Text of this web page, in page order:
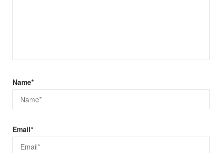
Name*
Email*